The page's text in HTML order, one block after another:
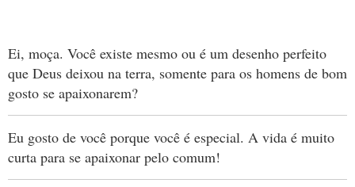
Ei, moça. Você existe mesmo ou é um desenho perfeito
que Deus deixou na terra, somente para os homens de bom
gosto se apaixonarem?
Eu gosto de você porque você é especial. A vida é muito
curta para se apaixonar pelo comum!